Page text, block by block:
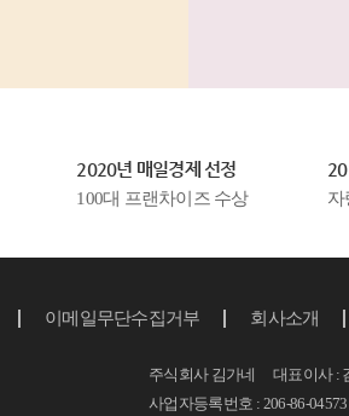
2020년 매일경제 선정
100대 프랜차이즈 수상 자
이메일무단수집거부 회사소개
주식회사 김가네 대표이사 :
사업자등록번호 : 206-86-